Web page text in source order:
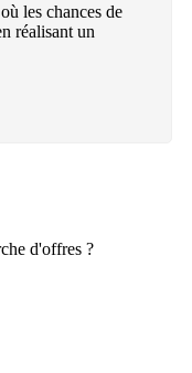
les chances de
réalisant un
d'offres ?